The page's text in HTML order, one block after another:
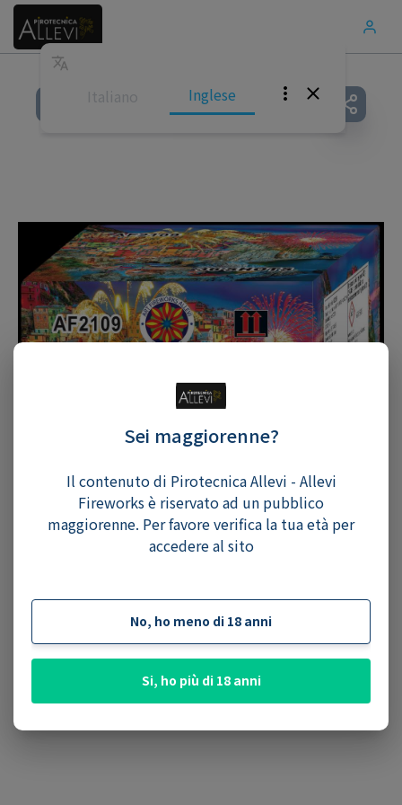
Sei maggiorenne?
Il contenuto di Pirotecnica Allevi - Allevi
Fireworks è riservato ad un pubblico
maggiorenne. Per favore verifica la tua età per
accedere al sito
No, ho meno di 18 anni
Si, ho più di 18 anni
Italiano Inglese